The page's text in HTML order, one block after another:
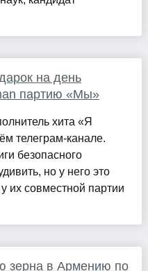
на день
партию «Мы»
хита «Я
телеграм-канале.
безопасного
но у него это
их совместной партии
зерна в Армению по